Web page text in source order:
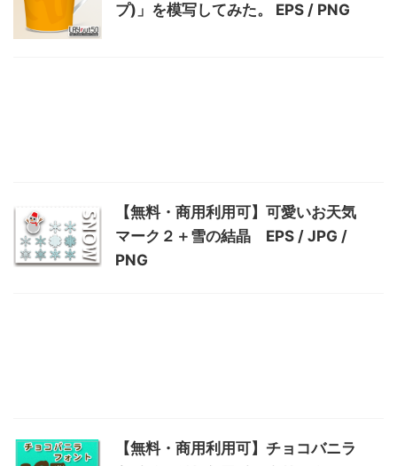
プ)」を模写してみた。 EPS / PNG
【無料・商用利用可】可愛いお天気
マーク２＋雪の結晶 EPS / JPG /
PNG
【無料・商用利用可】チョコバニラ